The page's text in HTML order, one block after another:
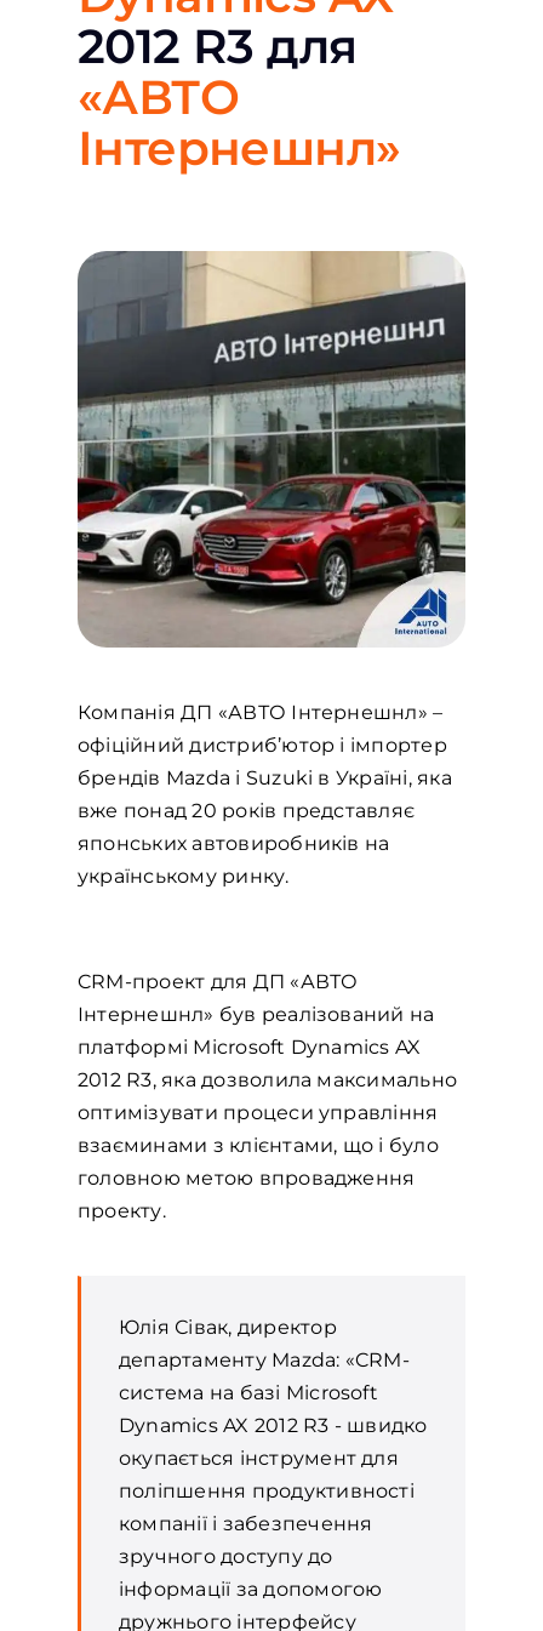
2012 R3 для
«АВТО
Інтернешнл»
Компанія ДП «АВТО Інтернешнл» –
офіційний дистриб’ютор і імпортер
брендів Mazda і Suzuki в Україні, яка
вже понад 20 років представляє
японських автовиробників на
українському ринку.
CRM-проект для ДП «АВТО
Інтернешнл» був реалізований на
платформі Microsoft Dynamics AX
2012 R3, яка дозволила максимально
оптимізувати процеси управління
взаєминами з клієнтами, що і було
головною метою впровадження
проекту.
Юлія Сівак, директор
департаменту Mazda: «CRM-
система на базі Microsoft
Dynamics AX 2012 R3 - швидко
окупається інструмент для
поліпшення продуктивності
компанії і забезпечення
зручного доступу до
інформації за допомогою
дружнього інтерфейсу